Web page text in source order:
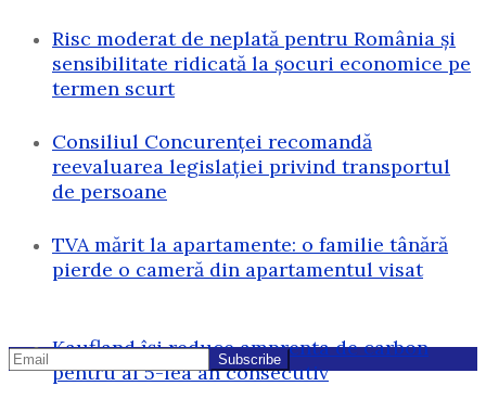
Risc moderat de neplată pentru România și
sensibilitate ridicată la șocuri economice pe
termen scurt
Consiliul Concurenței recomandă
reevaluarea legislației privind transportul
de persoane
TVA mărit la apartamente: o familie tânără
pierde o cameră din apartamentul visat
Kaufland își reduce amprenta de carbon
pentru al 5-lea an consecutiv